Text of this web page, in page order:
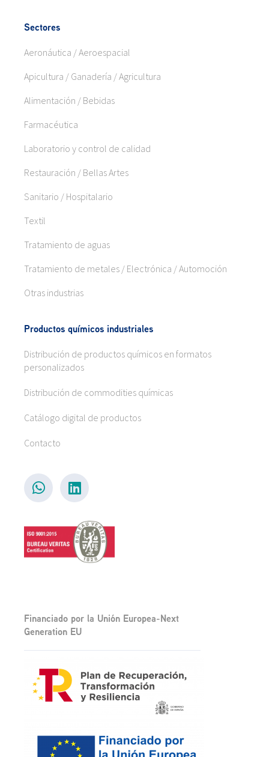
Sectores
Aeronáutica / Aeroespacial
Apicultura / Ganadería / Agricultura
Alimentación / Bebidas
Farmacéutica
Laboratorio y control de calidad
Restauración / Bellas Artes
Sanitario / Hospitalario
Textil
Tratamiento de aguas
Tratamiento de metales / Electrónica / Automoción
Otras industrias
Productos químicos industriales
Distribución de productos químicos en formatos
personalizados
Distribución de commodities químicas
Catálogo digital de productos
Contacto
Financiado por la Unión Europea-Next
Generation EU